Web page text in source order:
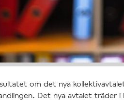
om det nya
Det nya avtalet träder